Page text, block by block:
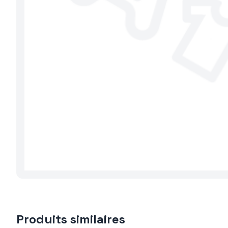
Produits similaires